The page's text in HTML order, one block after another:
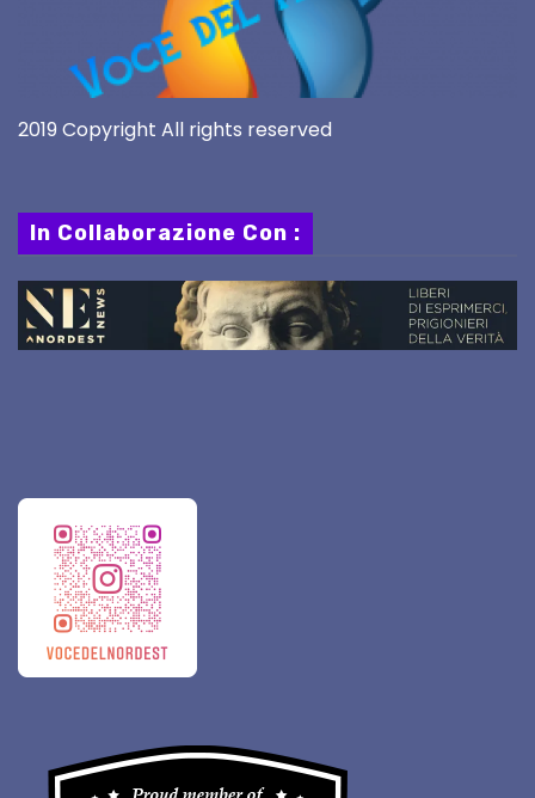
2019 Copyright All rights reserved
In Collaborazione Con :